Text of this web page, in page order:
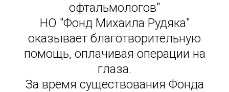
офтальмологов"
НО "Фонд Михаила Рудяка"
оказывает благотворительную
помощь, оплачивая операции на
глаза.
За время существования Фонда